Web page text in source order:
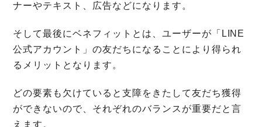
ナーやテキスト、広告などになります。
そして最後にベネフィットとは、ユーザーが「LINE
公式アカウント」の友だちになることにより得られ
るメリットとなります。
どの要素も欠けていると支障をきたして友だち獲得
ができないので、それぞれのバランスが重要だと言
えます。